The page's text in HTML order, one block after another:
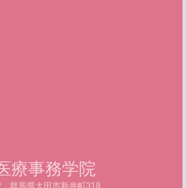
療事務学院
群馬県太田市新井町318